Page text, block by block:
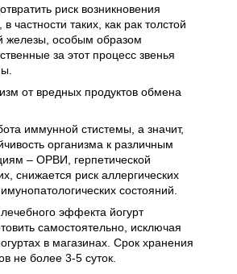
риск возникновения
частности таких, как рак толстой
железы, особым образом
за этот процесс звенья
от вредных продуктов обмена
иммунной стистемы, а значит,
организма к различным
– ОРВИ, герпетической
снижается риск аллергических
состояний.
эффекта йогурт
самостоятельно, исключая
в магазинах. Срок хранения
не более 3-5 суток.